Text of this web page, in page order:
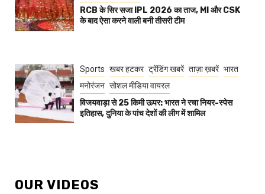
RCB के सिर सजा IPL 2026 का ताज, MI और CSK
के बाद ऐसा करने वाली बनी तीसरी टीम
Sports खबर हटकर ट्रेंडिंग खबरें ताज़ा ख़बरें भारत
मनोरंजन सोशल मीडिया वायरल
विजयवाड़ा से 25 किमी ऊपर: भारत ने रचा नियर-स्पेस
इतिहास, दुनिया के पांच देशों की लीग में शामिल
OUR VIDEOS